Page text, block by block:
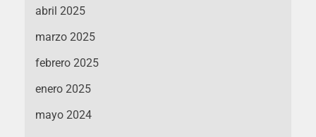
abril 2025
marzo 2025
febrero 2025
enero 2025
mayo 2024